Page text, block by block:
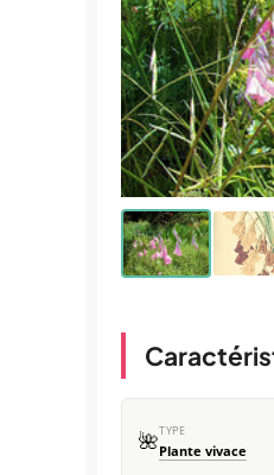
🌺TYPE
Plante vivace